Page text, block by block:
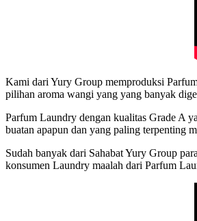
Kami dari Yury Group memproduksi
pilihan aroma wangi yang yang banyak
Parfum Laundry dengan kualitas Grade A
buatan apapun dan yang paling terpenting
Sudah banyak dari Sahabat Yury Group
konsumen Laundry maalah dari Parfum